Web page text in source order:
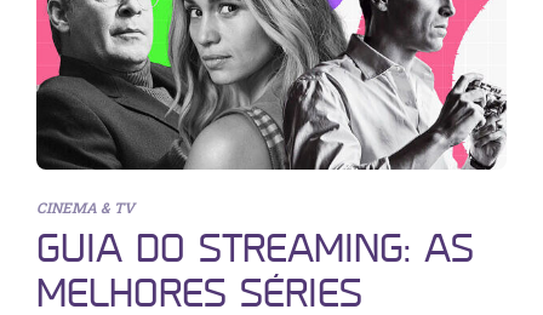
CINEMA & TV
GUIA DO STREAMING: AS
MELHORES SÉRIES